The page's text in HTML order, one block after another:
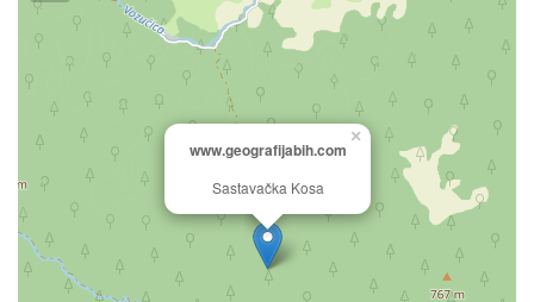
www.geografijabih.com
Sastavačka Kosa
×